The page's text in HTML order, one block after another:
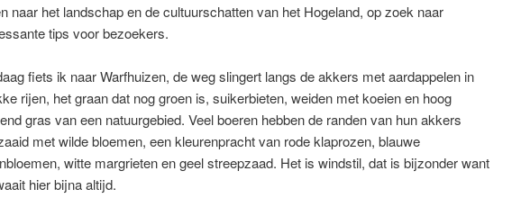
naar het landschap en de cultuurschatten van het Hogeland, op zoek naar
tips voor bezoekers.
fiets ik naar Warfhuizen, de weg slingert langs de akkers met aardappelen in
rijen, het graan dat nog groen is, suikerbieten, weiden met koeien en hoog
gras van een natuurgebied. Veel boeren hebben de randen van hun akkers
met wilde bloemen, een kleurenpracht van rode klaprozen, blauwe
witte margrieten en geel streepzaad. Het is windstil, dat is bijzonder want
hier bijna altijd.